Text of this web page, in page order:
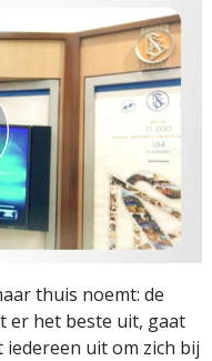
thuis noemt: de
er het beste uit, gaat
uit om zich bij